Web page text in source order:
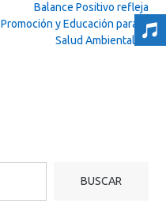
Balance Positivo refleja
Promoción y Educación para la
Salud Ambiental
→
BUSCAR